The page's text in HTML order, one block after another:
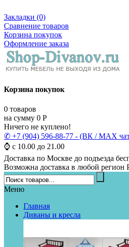
Закладки (0)
Сравнение товаров
Корзина покупок
Оформление заказа
Корзина покупок
0 товаров
на сумму 0 Р
Ничего не куплено!
✆ +7 (904) 596-88-77 - (ВК / MAX
⌚ с 10.00 до 21.00
Доставка по Москве до подъезда
Возможна доставка в любой регион
Меню
Главная
Диваны и кресла